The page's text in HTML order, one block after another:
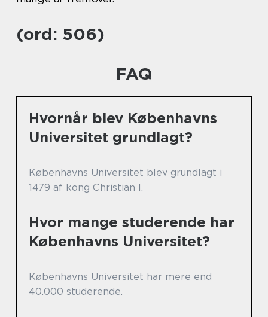
(ord: 506)
FAQ
Hvornår blev Københavns
Universitet grundlagt?
Københavns Universitet blev grundlagt i
1479 af kong Christian I.
Hvor mange studerende har
Københavns Universitet?
Københavns Universitet har mere end
40.000 studerende.